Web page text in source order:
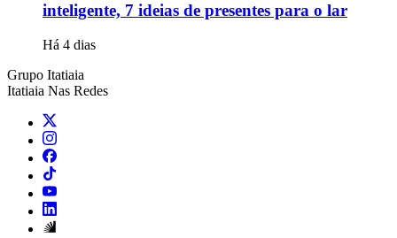
inteligente, 7 ideias de presentes para o lar
Há 4 dias
Grupo Itatiaia
Itatiaia Nas Redes